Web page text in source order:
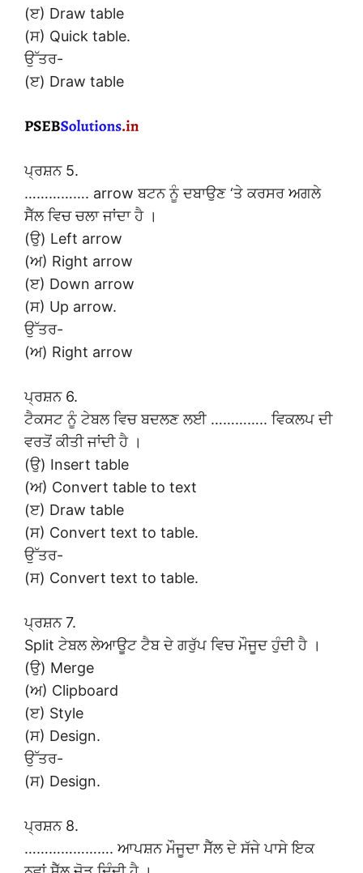
(ੲ) Draw table
(ਸ) Quick table.
ਉੱਤਰ-
(ੲ) Draw table
ਪ੍ਰਸ਼ਨ 5.
……………. arrow ਬਟਨ ਨੂੰ ਦਬਾਉਣ ‘ਤੇ ਕਰਸਰ ਅਗਲੇ
ਸੈੱਲ ਵਿਚ ਚਲਾ ਜਾਂਦਾ ਹੈ ।
(ਉ) Left arrow
(ਅ) Right arrow
(ੲ) Down arrow
(ਸ) Up arrow.
ਉੱਤਰ-
(ਅ) Right arrow
ਪ੍ਰਸ਼ਨ 6.
ਟੈਕਸਟ ਨੂੰ ਟੇਬਲ ਵਿਚ ਬਦਲਣ ਲਈ ………….. ਵਿਕਲਪ ਦੀ
ਵਰਤੋਂ ਕੀਤੀ ਜਾਂਦੀ ਹੈ ।
(ਉ) Insert table
(ਅ) Convert table to text
(ੲ) Draw table
(ਸ) Convert text to table.
ਉੱਤਰ-
(ਸ) Convert text to table.
ਪ੍ਰਸ਼ਨ 7.
Split ਟੇਬਲ ਲੇਆਊਟ ਟੈਬ ਦੇ ਗਰੁੱਪ ਵਿਚ ਮੌਜੂਦ ਹੁੰਦੀ ਹੈ ।
(ਉ) Merge
(ਅ) Clipboard
(ੲ) Style
(ਸ) Design.
ਉੱਤਰ-
(ਸ) Design.
ਪ੍ਰਸ਼ਨ 8.
…………………. ਆਪਸ਼ਨ ਮੌਜੂਦਾ ਸੈੱਲ ਦੇ ਸੱਜੇ ਪਾਸੇ ਇਕ